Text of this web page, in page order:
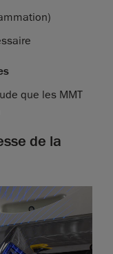
que les MMT
de la